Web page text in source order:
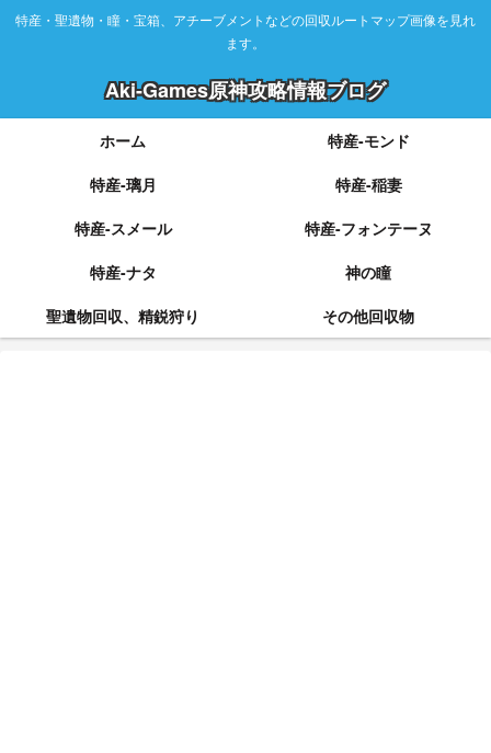
特産・聖遺物・瞳・宝箱、アチーブメントなどの回収ルートマップ画像を見れ
ます。
Aki-Games原神攻略情報ブログ
ホーム
特産-モンド
特産-璃月
特産-稲妻
特産-スメール
特産-フォンテーヌ
特産-ナタ
神の瞳
聖遺物回収、精鋭狩り
その他回収物